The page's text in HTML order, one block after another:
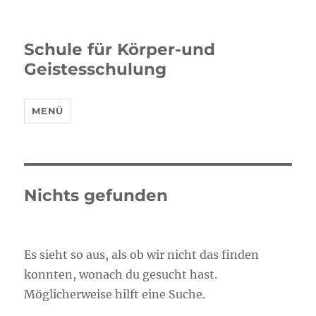
Schule für Körper-und
Geistesschulung
MENÜ
Nichts gefunden
Es sieht so aus, als ob wir nicht das finden
konnten, wonach du gesucht hast.
Möglicherweise hilft eine Suche.